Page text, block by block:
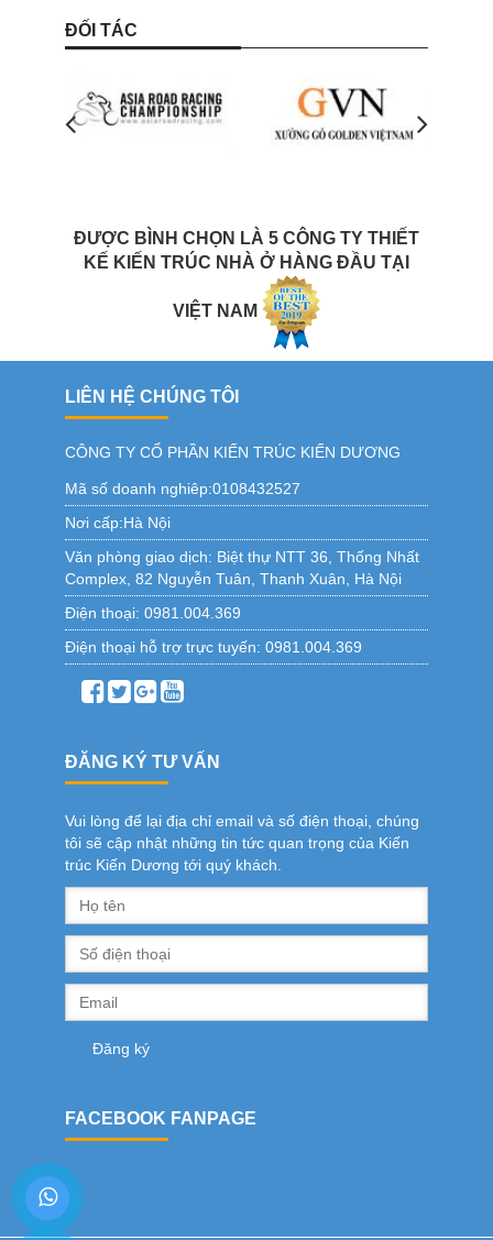
ĐỐI TÁC
ĐƯỢC BÌNH CHỌN LÀ 5 CÔNG TY THIẾT
KẾ KIẾN TRÚC NHÀ Ở HÀNG ĐẦU TẠI
VIỆT NAM
LIÊN HỆ CHÚNG TÔI
CÔNG TY CỔ PHẦN KIẾN TRÚC KIẾN DƯƠNG
Mã số doanh nghiêp:0108432527
Nơi cấp:Hà Nội
Văn phòng giao dịch: Biệt thự NTT 36, Thống Nhất
Complex, 82 Nguyễn Tuân, Thanh Xuân, Hà Nội
Điện thoại: 0981.004.369
Điện thoại hỗ trợ trực tuyến: 0981.004.369
ĐĂNG KÝ TƯ VẤN
Vui lòng để lại địa chỉ email và số điện thoại, chúng
tôi sẽ cập nhật những tin tức quan trọng của Kiến
trúc Kiến Dương tới quý khách.
FACEBOOK FANPAGE